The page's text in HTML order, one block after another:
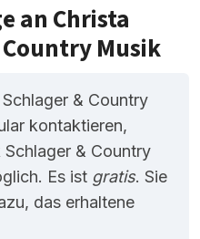
an Christa
Musik
& Country
kontaktieren,
& Country
Es ist gratis. Sie
das erhaltene